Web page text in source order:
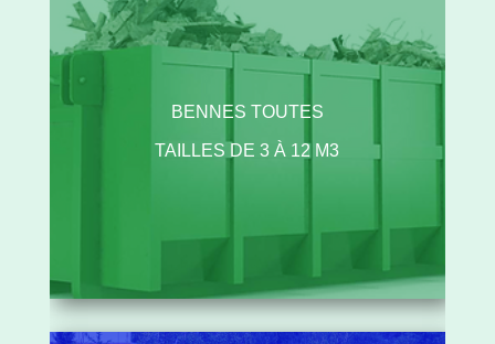
BENNES TOUTES
TAILLES DE 3 À 12 M3